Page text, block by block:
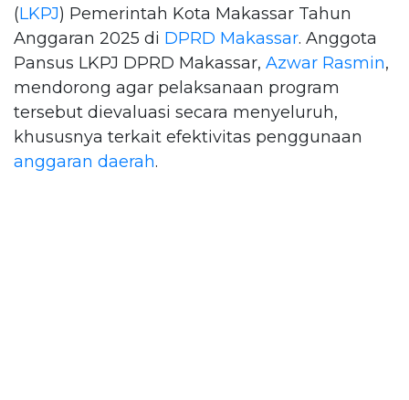
(LKPJ) Pemerintah Kota Makassar Tahun
Anggaran 2025 di DPRD Makassar. Anggota
Pansus LKPJ DPRD Makassar, Azwar Rasmin,
mendorong agar pelaksanaan program
tersebut dievaluasi secara menyeluruh,
khususnya terkait efektivitas penggunaan
anggaran daerah.